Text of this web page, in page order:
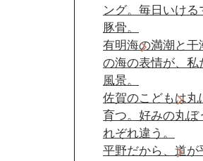
ング。毎日いける
豚骨。
有明海の満潮と干
の海の表情が、私
風景。
佐賀のこどもは丸
育つ。好みの丸ぼ
れぞれ違う。
平野だから、道が